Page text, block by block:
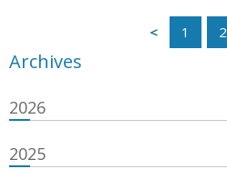
1 2
Archives
2026
2025